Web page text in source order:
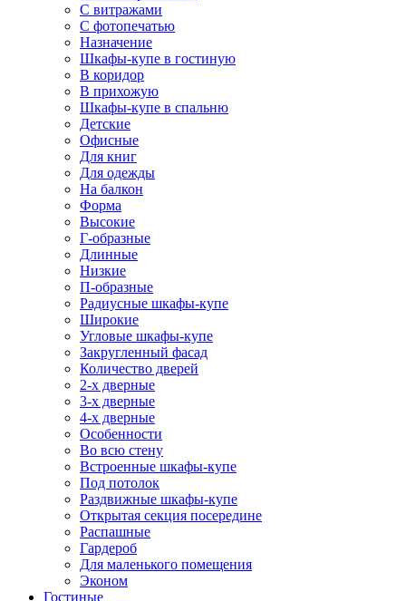
С витражами
С фотопечатью
Назначение
Шкафы-купе в гостиную
В коридор
В прихожую
Шкафы-купе в спальню
Детские
Офисные
Для книг
Для одежды
На балкон
Форма
Высокие
Г-образные
Длинные
Низкие
П-образные
Радиусные шкафы-купе
Широкие
Угловые шкафы-купе
Закругленный фасад
Количество дверей
2-х дверные
3-х дверные
4-х дверные
Особенности
Во всю стену
Встроенные шкафы-купе
Под потолок
Раздвижные шкафы-купе
Открытая секция посередине
Распашные
Гардероб
Для маленького помещения
Эконом
Гостиные